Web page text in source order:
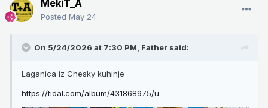
MekiT_A
Posted May 24
On 5/24/2026 at 7:30 PM, Father said:
Laganica iz Chesky kuhinje
https://tidal.com/album/431868975/u